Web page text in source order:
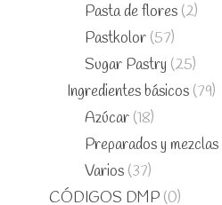
Pasta de flores (2)
Pastkolor (57)
Sugar Pastry (25)
Ingredientes básicos (79)
Azúcar (18)
Preparados y mezclas
Varios (37)
CÓDIGOS DMP (0)